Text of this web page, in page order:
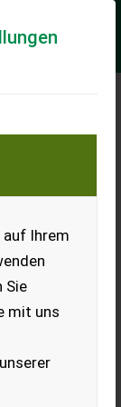
auf Ihrem
Sie
mit uns
- Fragen
- ALB auf